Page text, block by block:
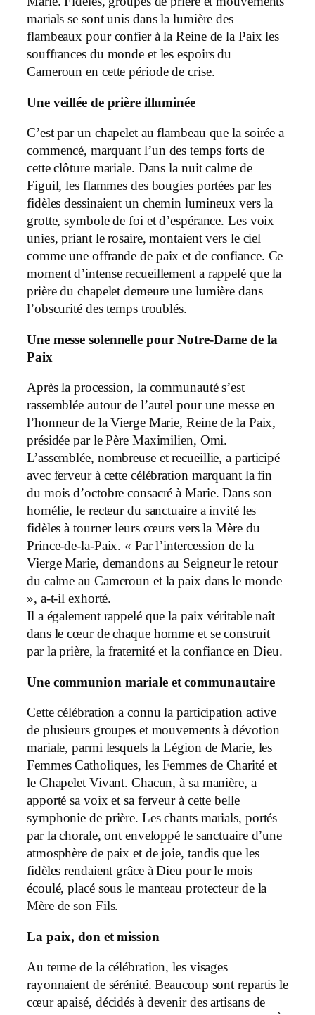
marials se sont unis dans la lumière des
flambeaux pour confier à la Reine de la Paix les
souffrances du monde et les espoirs du
Cameroun en cette période de crise.
Une veillée de prière illuminée
C’est par un chapelet au flambeau que la soirée a
commencé, marquant l’un des temps forts de
cette clôture mariale. Dans la nuit calme de
Figuil, les flammes des bougies portées par les
fidèles dessinaient un chemin lumineux vers la
grotte, symbole de foi et d’espérance. Les voix
unies, priant le rosaire, montaient vers le ciel
comme une offrande de paix et de confiance. Ce
moment d’intense recueillement a rappelé que la
prière du chapelet demeure une lumière dans
l’obscurité des temps troublés.
Une messe solennelle pour Notre-Dame de la
Paix
Après la procession, la communauté s’est
rassemblée autour de l’autel pour une messe en
l’honneur de la Vierge Marie, Reine de la Paix,
présidée par le Père Maximilien, Omi.
L’assemblée, nombreuse et recueillie, a participé
avec ferveur à cette célébration marquant la fin
du mois d’octobre consacré à Marie. Dans son
homélie, le recteur du sanctuaire a invité les
fidèles à tourner leurs cœurs vers la Mère du
Prince-de-la-Paix. « Par l’intercession de la
Vierge Marie, demandons au Seigneur le retour
du calme au Cameroun et la paix dans le monde
», a-t-il exhorté.
Il a également rappelé que la paix véritable naît
dans le cœur de chaque homme et se construit
par la prière, la fraternité et la confiance en Dieu.
Une communion mariale et communautaire
Cette célébration a connu la participation active
de plusieurs groupes et mouvements à dévotion
mariale, parmi lesquels la Légion de Marie, les
Femmes Catholiques, les Femmes de Charité et
le Chapelet Vivant. Chacun, à sa manière, a
apporté sa voix et sa ferveur à cette belle
symphonie de prière. Les chants marials, portés
par la chorale, ont enveloppé le sanctuaire d’une
atmosphère de paix et de joie, tandis que les
fidèles rendaient grâce à Dieu pour le mois
écoulé, placé sous le manteau protecteur de la
Mère de son Fils.
La paix, don et mission
Au terme de la célébration, les visages
rayonnaient de sérénité. Beaucoup sont repartis le
cœur apaisé, décidés à devenir des artisans de